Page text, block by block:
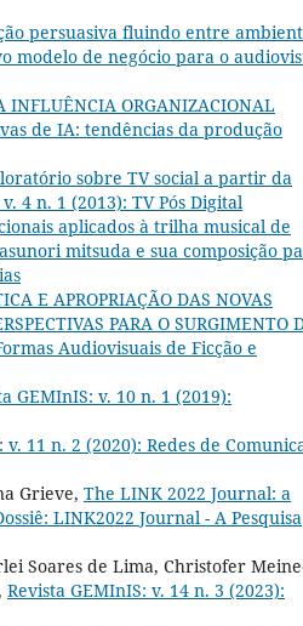
persuasiva fluindo entre
modelo de negócio para o
INFLUÊNCIA ORGANIZACIONAL
de IA: tendências da produção
sobre TV social a partir da
4 n. 1 (2013): TV Pós Digital
aplicados à trilha musical de
mitsuda e sua composição
E APROPRIAÇÃO DAS NOVAS
PARA O SURGIMENTO
Audiovisuais de Ficção e
GEMInIS: v. 10 n. 1 (2019):
v. 11 n. 2 (2020): Redes de
Grieve, The LINK 2022 Journal: a
LINK2022 Journal - A Pesquisa
Soares de Lima, Christofer
Revista GEMInIS: v. 14 n. 3 (2023):